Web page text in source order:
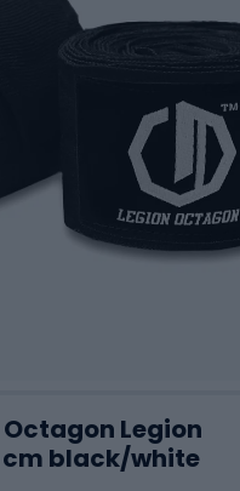
Legion
black/white